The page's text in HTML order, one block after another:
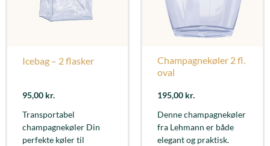
Icebag – 2 flasker
95,00 kr.
Transportabel
champagnekøler Din
perfekte køler til
Champagnekøler 2 fl.
oval
195,00 kr.
Denne champagnekøler
fra Lehmann er både
elegant og praktisk.